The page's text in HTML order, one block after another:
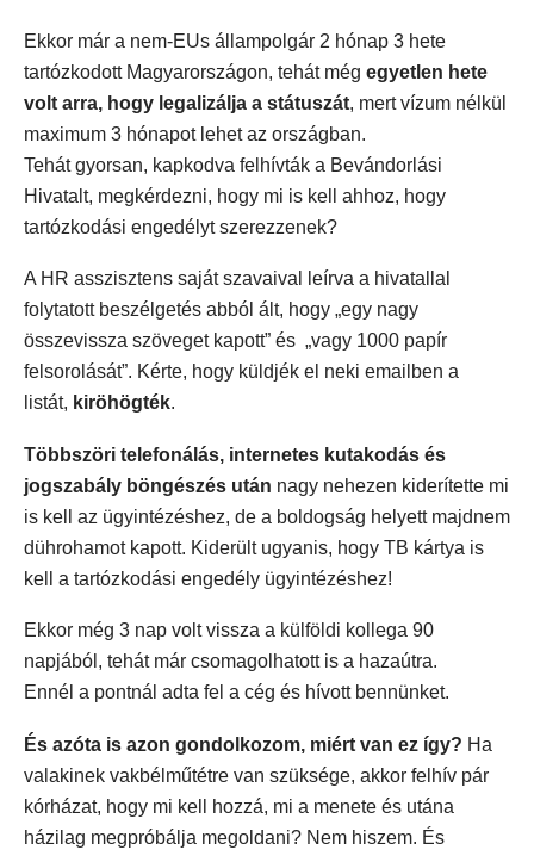
Ekkor már a nem-EUs állampolgár 2 hónap 3 hete
tartózkodott Magyarországon, tehát még egyetlen hete
volt arra, hogy legalizálja a státuszát, mert vízum nélkül
maximum 3 hónapot lehet az országban.
Tehát gyorsan, kapkodva felhívták a Bevándorlási
Hivatalt, megkérdezni, hogy mi is kell ahhoz, hogy
tartózkodási engedélyt szerezzenek?
A HR asszisztens saját szavaival leírva a hivatallal
folytatott beszélgetés abból ált, hogy „egy nagy
összevissza szöveget kapott” és „vagy 1000 papír
felsorolását”. Kérte, hogy küldjék el neki emailben a
listát, kiröhögték.
Többszöri telefonálás, internetes kutakodás és
jogszabály böngészés után nagy nehezen kiderítette mi
is kell az ügyintézéshez, de a boldogság helyett majdnem
dührohamot kapott. Kiderült ugyanis, hogy TB kártya is
kell a tartózkodási engedély ügyintézéshez!
Ekkor még 3 nap volt vissza a külföldi kollega 90
napjából, tehát már csomagolhatott is a hazaútra.
Ennél a pontnál adta fel a cég és hívott bennünket.
És azóta is azon gondolkozom, miért van ez így? Ha
valakinek vakbélműtétre van szüksége, akkor felhív pár
kórházat, hogy mi kell hozzá, mi a menete és utána
házilag megpróbálja megoldani? Nem hiszem. És